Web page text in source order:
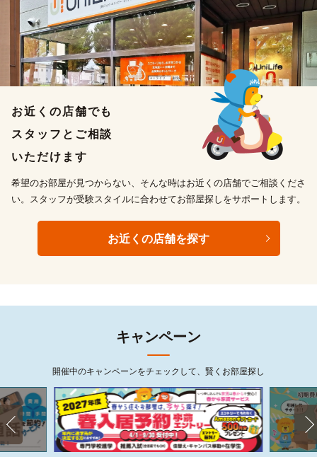
お近くの店舗でも
スタッフとご相談
いただけます
希望のお部屋が見つからない、そんな時はお近くの店舗でご相談くださ
い。スタッフが受験スタイルに合わせてお部屋探しをサポートします。
お近くの店舗を探す
キャンペーン
開催中のキャンペーンをチェックして、賢くお部屋探し